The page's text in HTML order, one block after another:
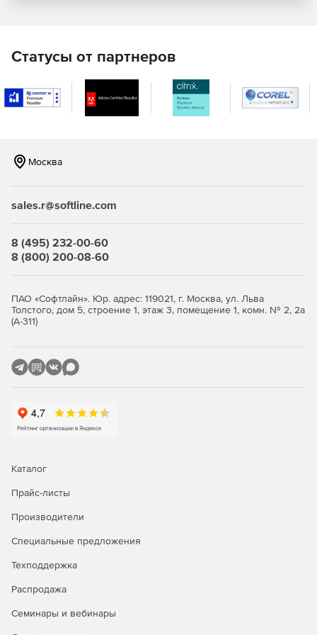
Локальный и удаленный доступ
Коммуникация через Microsoft Outlook при
одновременном доступе к функциям совместной
навигации, опции drag-and-drop, папок, фильтров,
Использование интерфейса WebMail для мобильных
почты и т. д.
календарям через WebMail.
Синхронизация электронной почты, контактов,
календарей и задач за счет поддержки Exchange
Получение мгновенного доступа к релевантным
календарям через устройства BlackBerry и клиентов
Почтовый сервер Axigen гарантирует защищенный
Статусы от партнеров
Москва
sales.r@softline.com
8 (495) 232-00-60
8 (800) 200-08-60
ПАО «Софтлайн». Юр. адрес: 119021, г. Москва, ул. Льва
Толстого, дом 5, строение 1, этаж 3, помещение 1, комн. № 2, 2а
(А-311)
Каталог
Прайс-листы
Производители
Специальные предложения
Техподдержка
Распродажа
Семинары и вебинары